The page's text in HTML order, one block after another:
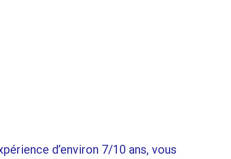
d’environ 7/10 ans, vous